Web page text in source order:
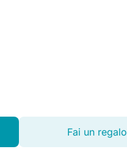
Fai un regalo